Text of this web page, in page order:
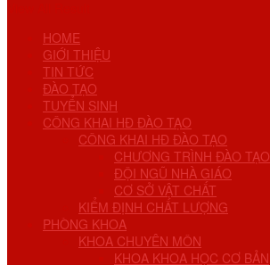
HOME
GIỚI THIỆU
TIN TỨC
ĐÀO TẠO
TUYỂN SINH
CÔNG KHAI HĐ ĐÀO TẠO
CÔNG KHAI HĐ ĐÀO TẠO
CHƯƠNG TRÌNH ĐÀO TẠO
ĐỘI NGŨ NHÀ GIÁO
CƠ SỞ VẬT CHẤT
KIỂM ĐỊNH CHẤT LƯỢNG
PHÒNG KHOA
KHOA CHUYÊN MÔN
KHOA KHOA HỌC CƠ BẢN